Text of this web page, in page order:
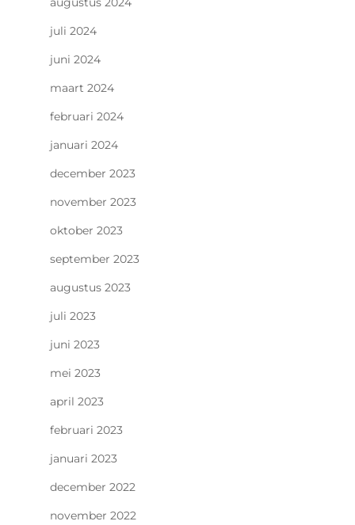
juli 2024
juni 2024
maart 2024
februari 2024
januari 2024
december 2023
november 2023
oktober 2023
september 2023
augustus 2023
juli 2023
juni 2023
mei 2023
april 2023
februari 2023
januari 2023
december 2022
november 2022